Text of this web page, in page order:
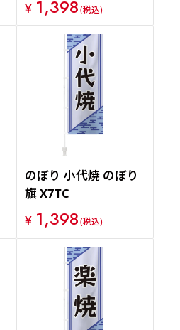
¥ 1,398(税込)
のぼり 小代焼 のぼり
旗 X7TC
¥ 1,398(税込)